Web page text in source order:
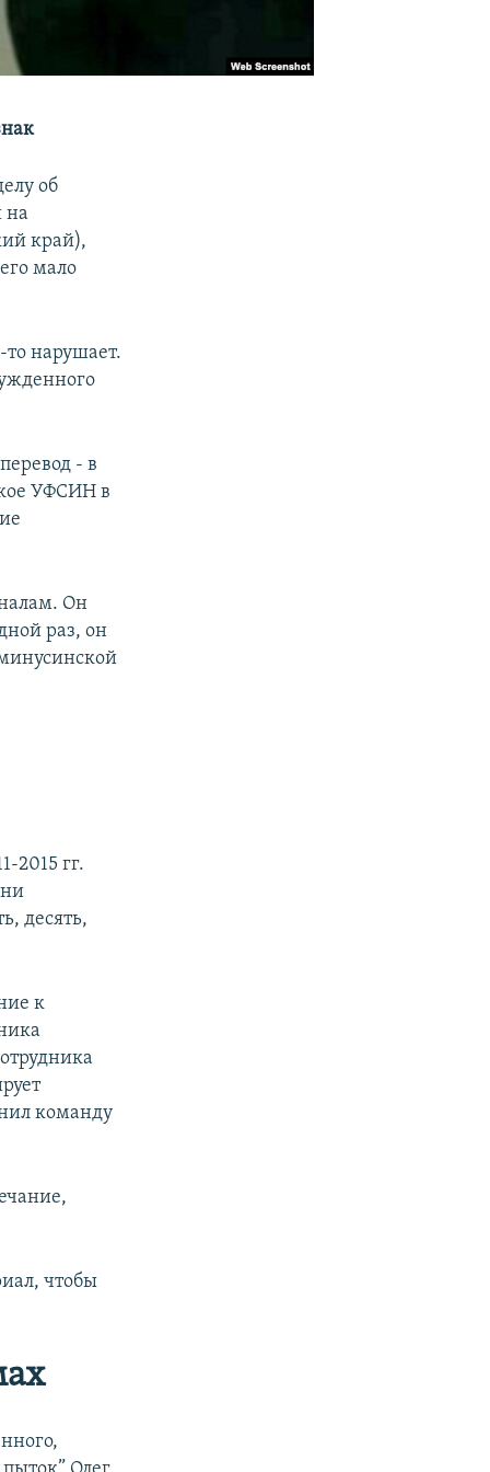
об
на
край),
мало
то нарушает.
- в
УФСИН в
Он
раз, он
2015 гг.
десять,
к
команду
чтобы